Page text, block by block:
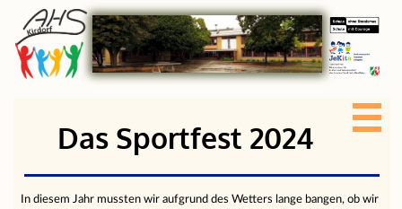
Das Sportfest 2024
In diesem Jahr mussten wir aufgrund des Wetters lange bangen, ob wir